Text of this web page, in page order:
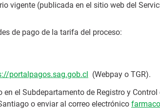
vigente (publicada en el sitio web del
de pago de la tarifa del proceso:
portalpagos.sag.gob.cl (Webpay o TGR).
el Subdepartamento de Registro y
o enviar al correo electrónico